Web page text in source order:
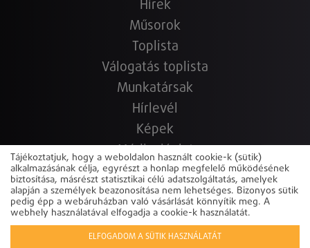
Hírek
Műsorok
Toplista
Válogatás toplista
Munkatársak
Hírlevél
Képek
Hallgasd újra!
Elérhetőségek
Copyright © 2022-2026 www.sunshine.hu.huPowered by
Tájékoztatjuk, hogy a weboldalon használt cookie-k (sütik)
alkalmazásának célja, egyrészt a honlap megfelelő működésének
biztosítása, másrészt statisztikai célú adatszolgáltatás, amelyek
alapján a személyek beazonosítása nem lehetséges. Bizonyos sütik
pedig épp a webáruházban való vásárlását könnyítik meg. A
webhely használatával elfogadja a cookie-k használatát.
ELFOGADOM A SÜTIK HASZNÁLATÁT